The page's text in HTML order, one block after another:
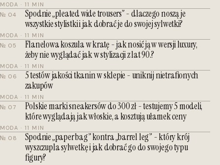
MODA · 11 MIN
№ 04
Spodnie „pleated wide trousers” - dlaczego noszą je
wszystkie stylistki i jak dobrać je do swojej sylwetki?
MODA · 11 MIN
№ 05
Flanelowa koszula w kratę - jak nosić ją w wersji luxury,
żeby nie wyglądać jak w stylizacji z lat 90.?
MODA · 11 MIN
№ 06
5 testów jakości tkanin w sklepie - uniknij nietrafionych
zakupów
MODA · 11 MIN
№ 07
Polskie marki sneakersów do 300 zł - testujemy 5 modeli,
które wyglądają jak włoskie, a kosztują ułamek ceny
MODA · 11 MIN
№ 08
Spodnie „paper bag” kontra „barrel leg” - który krój
wyszczupla sylwetkę i jak dobrać go do swojego typu
figury?